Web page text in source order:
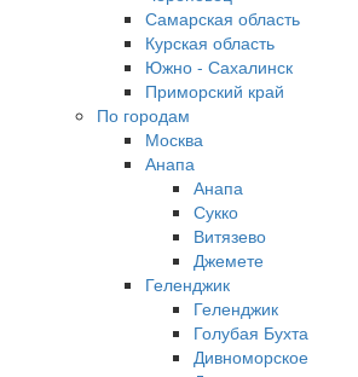
Самарская область
Курская область
Южно - Сахалинск
Приморский край
По городам
Москва
Анапа
Анапа
Сукко
Витязево
Джемете
Геленджик
Геленджик
Голубая Бухта
Дивноморское